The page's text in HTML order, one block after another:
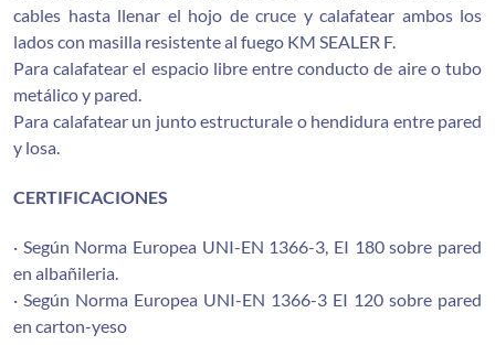
cables hasta llenar el hojo de cruce y calafatear ambos los
lados con masilla resistente al fuego KM SEALER F.
Para calafatear el espacio libre entre conducto de aire o tubo
metálico y pared.
Para calafatear un junto estructurale o hendidura entre pared
y losa.
CERTIFICACIONES
· Según Norma Europea UNI-EN 1366-3, EI 180 sobre pared
en albañileria.
· Según Norma Europea UNI-EN 1366-3 EI 120 sobre pared
en carton-yeso